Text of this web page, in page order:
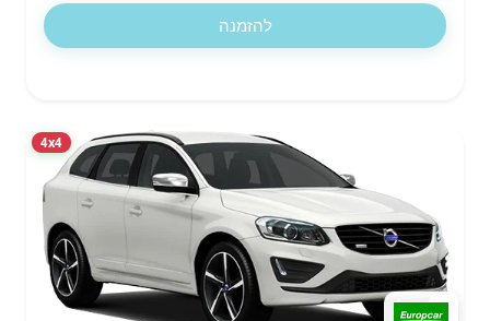
להזמנה
4x4